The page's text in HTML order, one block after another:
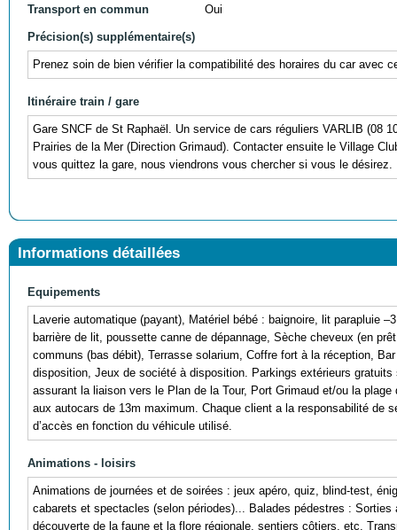
Transport en commun Oui
Précision(s) supplémentaire(s)
Prenez soin de bien vérifier la compatibilité des horaires du car avec
Itinéraire train / gare
Gare SNCF de St Raphaël. Un service de cars réguliers VARLIB (08
Prairies de la Mer (Direction Grimaud). Contacter ensuite le Village
vous quittez la gare, nous viendrons vous chercher si vous le désirez.
Informations détaillées
Equipements
Laverie automatique (payant), Matériel bébé : baignoire, lit parapluie
barrière de lit, poussette canne de dépannage, Sèche cheveux (en
communs (bas débit), Terrasse solarium, Coffre fort à la réception,
disposition, Jeux de société à disposition. Parkings extérieurs
assurant la liaison vers le Plan de la Tour, Port Grimaud et/ou la
aux autocars de 13m maximum. Chaque client a la responsabilité de
d’accès en fonction du véhicule utilisé.
Animations - loisirs
Animations de journées et de soirées : jeux apéro, quiz, blind-test,
cabarets et spectacles (selon périodes)... Balades pédestres : Sorties
découverte de la faune et la flore régionale, sentiers côtiers, etc.